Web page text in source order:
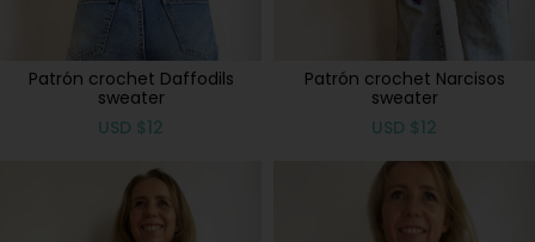
Patrón crochet Daffodils
sweater
USD $12
Patrón crochet Narcisos
sweater
USD $12